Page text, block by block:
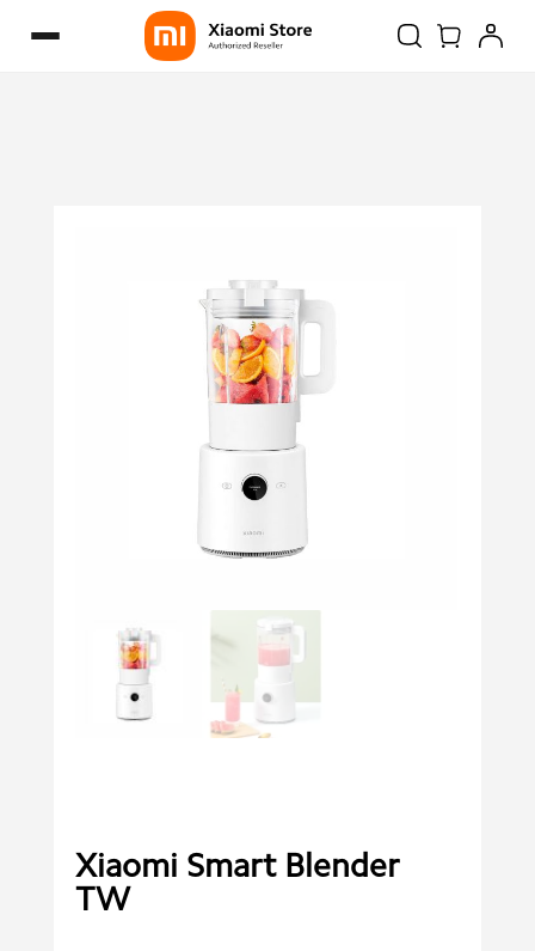
Xiaomi Smart Blender
TW